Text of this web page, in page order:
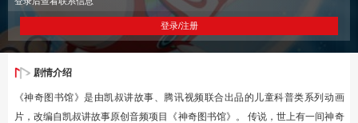
登录/注册
剧情介绍
《神奇图书馆》是由凯叔讲故事、腾讯视频联合出品的儿童科普类系列动画
片，改编自凯叔讲故事原创音频项目《神奇图书馆》。 传说，世上有一间神奇